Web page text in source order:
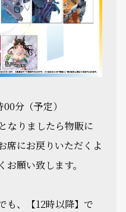
分（予定）
なりましたら物販に
席にお戻りいただくよ
願い致します。
も、【12時以降】で